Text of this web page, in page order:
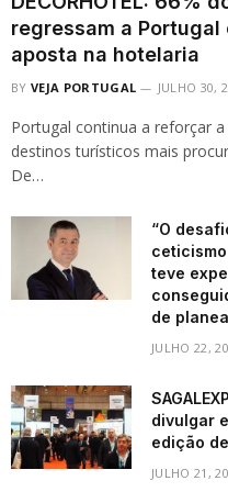
regressam a Portugal
aposta na hotelaria
BY VEJA PORTUGAL JULHO 30,
Portugal continua a reforçar
destinos turísticos mais
De…
“O
teve
de
JULHO 22,
divulgar
edição
JULHO 21,